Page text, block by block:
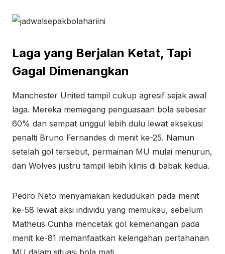
Laga yang Berjalan Ketat, Tapi
Gagal Dimenangkan
Manchester United tampil cukup agresif sejak awal
laga. Mereka memegang penguasaan bola sebesar
60% dan sempat unggul lebih dulu lewat eksekusi
penalti Bruno Fernandes di menit ke-25. Namun
setelah gol tersebut, permainan MU mulai menurun,
dan Wolves justru tampil lebih klinis di babak kedua.
Pedro Neto menyamakan kedudukan pada menit
ke-58 lewat aksi individu yang memukau, sebelum
Matheus Cunha mencetak gol kemenangan pada
menit ke-81 memanfaatkan kelengahan pertahanan
MU dalam situasi bola mati.